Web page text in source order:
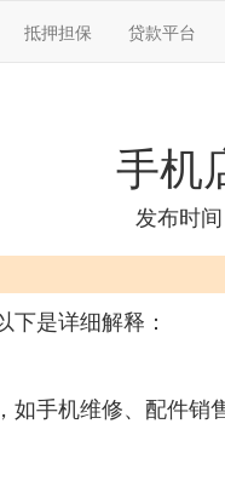
抵押担保 贷款平台
手机
发布时
下是详细解释：
手机维修、配件